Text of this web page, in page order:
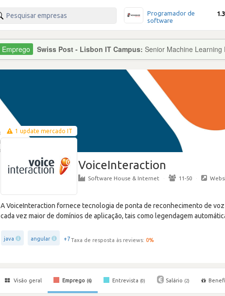
Programador de
software
Swiss Post - Lisbon IT Campus: Senior Machine Learning
1 update mercado IT
VoiceInteraction
Software House & Internet · 11-50 ·
A VoiceInteraction fornece tecnologia de ponta de reconhecimento de
cada vez maior de domínios de aplicação, tais como legendagem
java angular +7Taxa de resposta às reviews: 0%
Visão geral Emprego (6) Entrevista (0) Salário (2)